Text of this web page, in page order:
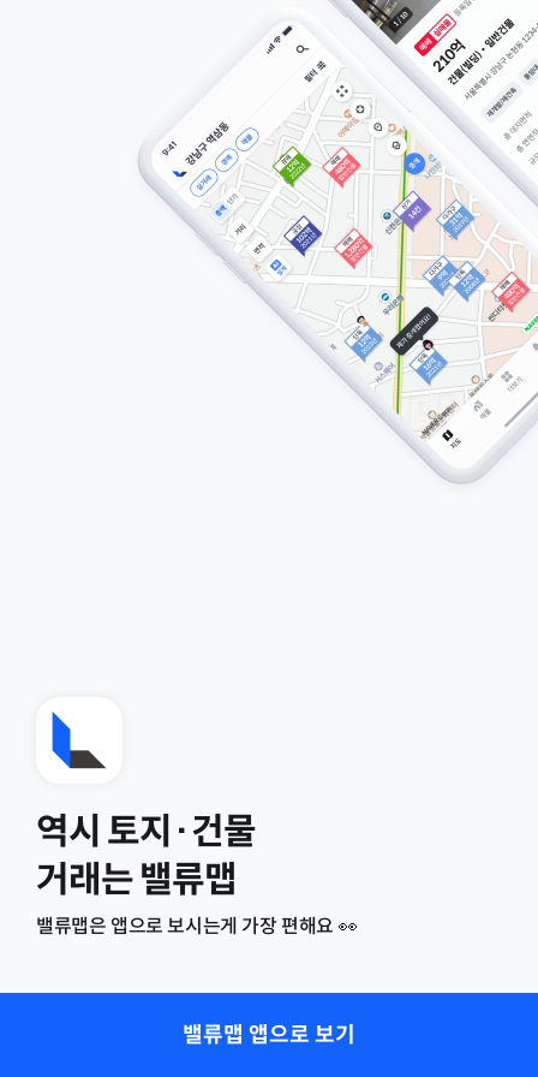
역시 토지·건물
거래는 밸류맵
밸류맵은 앱으로 보시는게 가장 편해요 👀
밸류맵 앱으로 보기